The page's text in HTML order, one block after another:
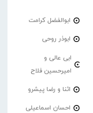
ابوالفضل کرامت
ابوذر روحی
ابی عالی و
امیرحسین فلاح
اثنا و رضا پیشرو
احسان اسماعیلی